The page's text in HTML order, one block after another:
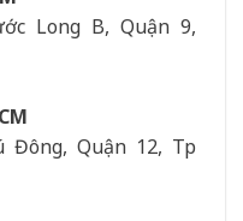
Long B, Quận 9,
Đông, Quận 12, Tp